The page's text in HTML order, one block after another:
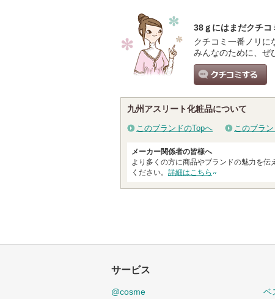
38ｇにはまだクチコ
クチコミ一番ノリに
みんなのために、ぜ
九州アスリート化粧品について
このブランドのTopへ このブラ
メーカー関係者の皆様へ
より多くの方に商品やブランドの魅力を
ください。 詳細はこちら
サービス
@cosme
ベ